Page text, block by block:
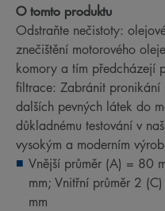
O tomto produktu
Odstraňte nečistoty:
znečištění motorového
komory a tím předcházejí
filtrace: Zabránit
dalších pevných látek do
důkladnému testování v
vysokým a moderním
Vnější průměr (A) = 80
mm; Vnitřní průměr 2
mm